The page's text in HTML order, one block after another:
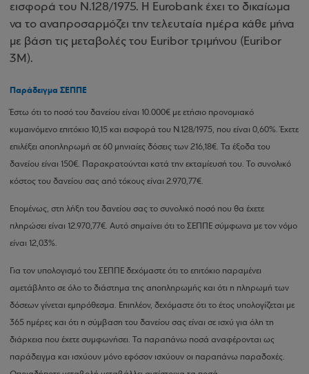
εισφορά του Ν.128/1975. Η Eurobank έχει το δικαίωμα
να το αναπροσαρμόζει την τελευταία ημέρα κάθε μήνα
με βάση τις μεταβολές του Euribor τριμήνου (Euribor
3Μ).
Παράδειγμα ΣΕΠΠΕ
Έστω ότι το ποσό του δανείου είναι 10.000€ με ετήσιο προνομιακό
κυμαινόμενο επιτόκιο 10,15 και εισφορά του Ν.128/1975, που είναι 0,60%. Έχετε
επιλέξει αποπληρωμή σε 60 μηνιαίες δόσεις των 216,18€. Τα έξοδα του
δανείου είναι 150€. Παρακρατούνται κατά την εκταμίευσή του. Το συνολικό
κόστος του δανείου σας από τόκους είναι 2.970,77€.
Επομένως, στη λήξη του δανείου σας το συνολικό ποσό που θα έχετε
πληρώσει είναι 12.970,77€. Αυτό σημαίνει ότι το ΣΕΠΠΕ σύμφωνα με τον νόμο
είναι 12,03%.
Για τον υπολογισμό του ΣΕΠΠΕ δεχόμαστε ότι το επιτόκιο παραμένει
αμετάβλητο σε όλο το διάστημα της αποπληρωμής και ότι η πληρωμή των
δόσεων γίνεται εμπρόθεσμα. Επιπλέον, δεχόμαστε ότι το έτος υπολογίζεται με
365 ημέρες και ότι η σύμβαση του δανείου σας είναι σε ισχύ για όλη τη
διάρκεια που έχετε συμφωνήσει. Τα παραπάνω ποσά αναφέρονται ως
παράδειγμα και ισχύουν μόνο εφόσον ισχύουν οι παραπάνω παραδοχές.